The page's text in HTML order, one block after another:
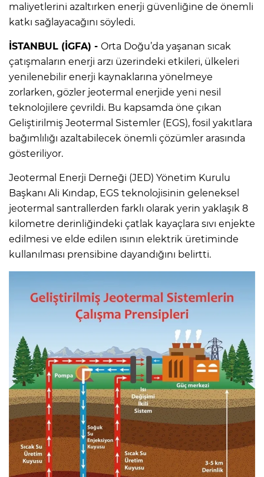
maliyetlerini azaltırken enerji güvenliğine de önemli
katkı sağlayacağını söyledi.
İSTANBUL (İGFA) - Orta Doğu’da yaşanan sıcak
çatışmaların enerji arzı üzerindeki etkileri, ülkeleri
yenilenebilir enerji kaynaklarına yönelmeye
zorlarken, gözler jeotermal enerjide yeni nesil
teknolojilere çevrildi. Bu kapsamda öne çıkan
Geliştirilmiş Jeotermal Sistemler (EGS), fosil yakıtlara
bağımlılığı azaltabilecek önemli çözümler arasında
gösteriliyor.
Jeotermal Enerji Derneği (JED) Yönetim Kurulu
Başkanı Ali Kındap, EGS teknolojisinin geleneksel
jeotermal santrallerden farklı olarak yerin yaklaşık 8
kilometre derinliğindeki çatlak kayaçlara sıvı enjekte
edilmesi ve elde edilen ısının elektrik üretiminde
kullanılması prensibine dayandığını belirtti.